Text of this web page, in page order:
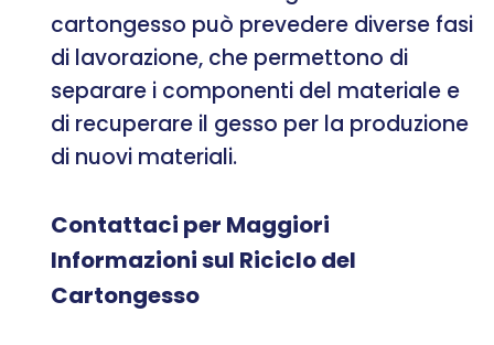
cartongesso può prevedere diverse fasi
di lavorazione, che permettono di
separare i componenti del materiale e
di recuperare il gesso per la produzione
di nuovi materiali.
Contattaci per Maggiori
Informazioni sul Riciclo del
Cartongesso